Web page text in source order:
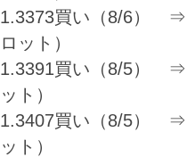
1.3373買い（8/6） ⇒
ロット）
1.3391買い（8/5） ⇒
ット）
1.3407買い（8/5） ⇒
ット）